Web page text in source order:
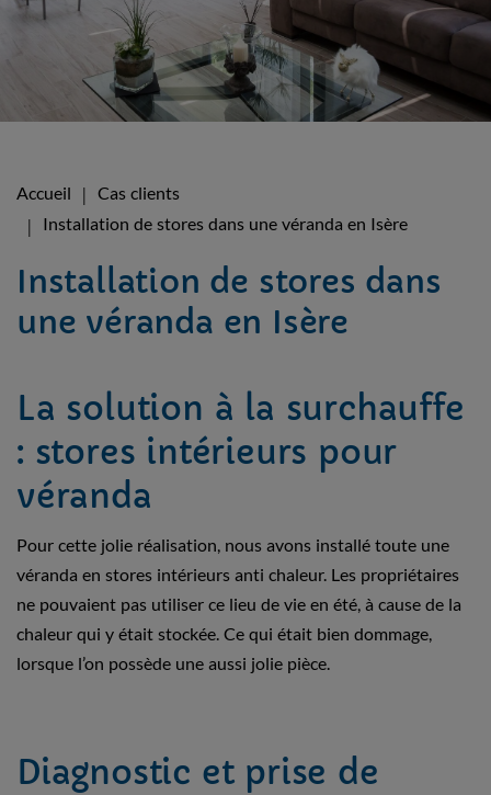
Accueil
Cas clients
Installation de stores dans une véranda en Isère
Installation de stores dans
une véranda en Isère
La solution à la surchauffe
: stores intérieurs pour
véranda
Pour cette jolie réalisation, nous avons installé toute une
véranda en stores intérieurs anti chaleur. Les propriétaires
ne pouvaient pas utiliser ce lieu de vie en été, à cause de la
chaleur qui y était stockée. Ce qui était bien dommage,
lorsque l’on possède une aussi jolie pièce.
Diagnostic et prise de